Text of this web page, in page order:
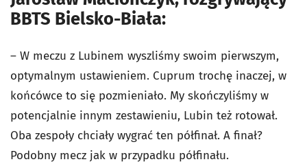
BBTS Bielsko-Biała:
– W meczu z Lubinem wyszliśmy swoim pierwszym,
optymalnym ustawieniem. Cuprum trochę inaczej, w
końcówce to się pozmieniało. My skończyliśmy w
potencjalnie innym zestawieniu, Lubin też rotował.
Oba zespoły chciały wygrać ten półfinał. A finał?
Podobny mecz jak w przypadku półfinału.